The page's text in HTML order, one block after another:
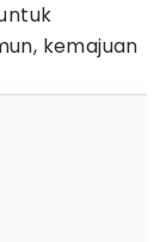
kemajuan